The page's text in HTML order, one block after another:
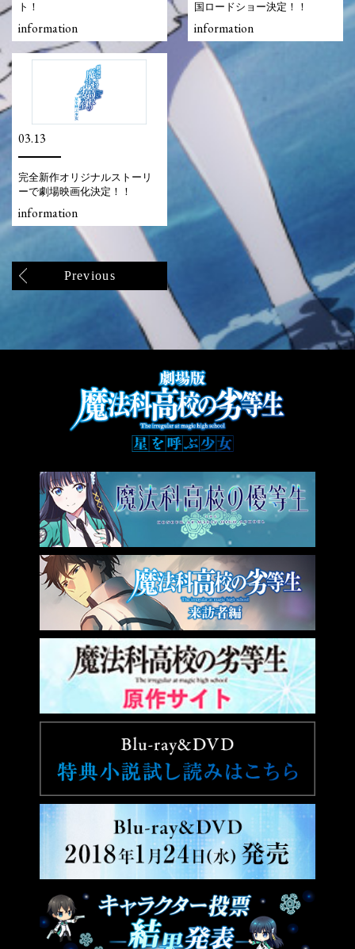
ト！
information
国ロードショー決定！！
information
03.13
完全新作オリジナルストーリ
ーで劇場映画化決定！！
information
Previous